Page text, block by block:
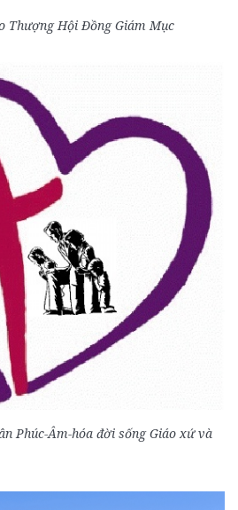
Thượng Hội Đồng Giám Mục
Phúc-Âm-hóa đời sống Giáo xứ và